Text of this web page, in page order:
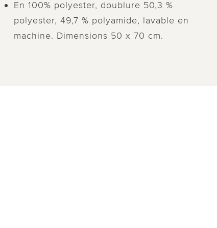
En 100% polyester, doublure 50,3 %
polyester, 49,7 % polyamide, lavable en
machine. Dimensions 50 x 70 cm.